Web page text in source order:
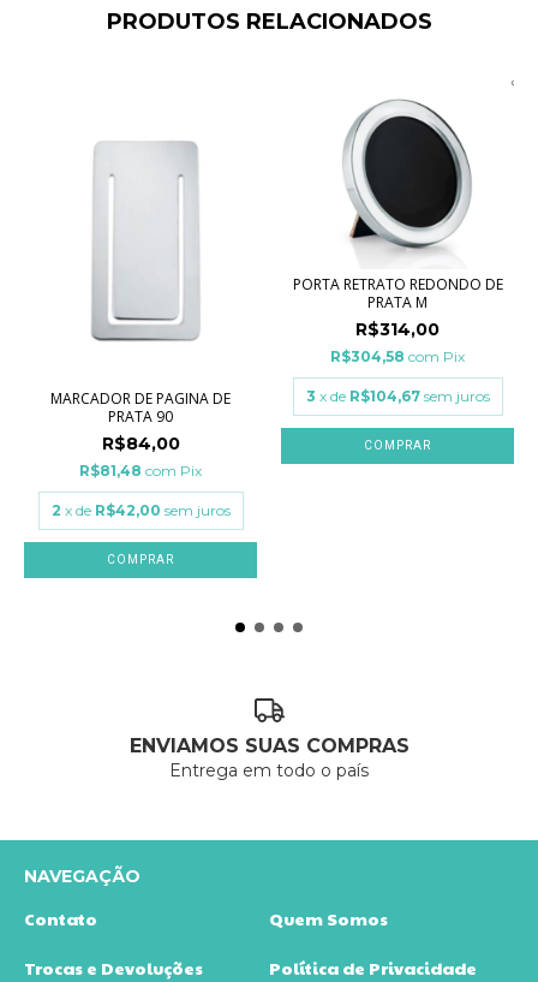
PRODUTOS RELACIONADOS
MARCADOR DE PAGINA DE
PRATA 90
R$84,00
R$81,48 com Pix
2 x de R$42,00 sem juros
PORTA RETRATO REDONDO DE
PRATA M
R$314,00
R$304,58 com Pix
3 x de R$104,67 sem juros
ENVIAMOS SUAS COMPRAS
Entrega em todo o país
NAVEGAÇÃO
Contato Quem Somos
Trocas e Devoluções Política de Privacidade